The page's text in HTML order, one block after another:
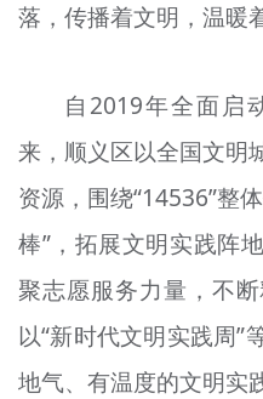
北京宣传文化引导基金
宣传思想文化人才
专题
资料库
落，传播着文明，温暖
自2019年全面启
来，顺义区以全国文明
资源，围绕“14536”整
棒”，拓展文明实践阵
聚志愿服务力量，不
以“新时代文明实践周”
地气、有温度的文明实